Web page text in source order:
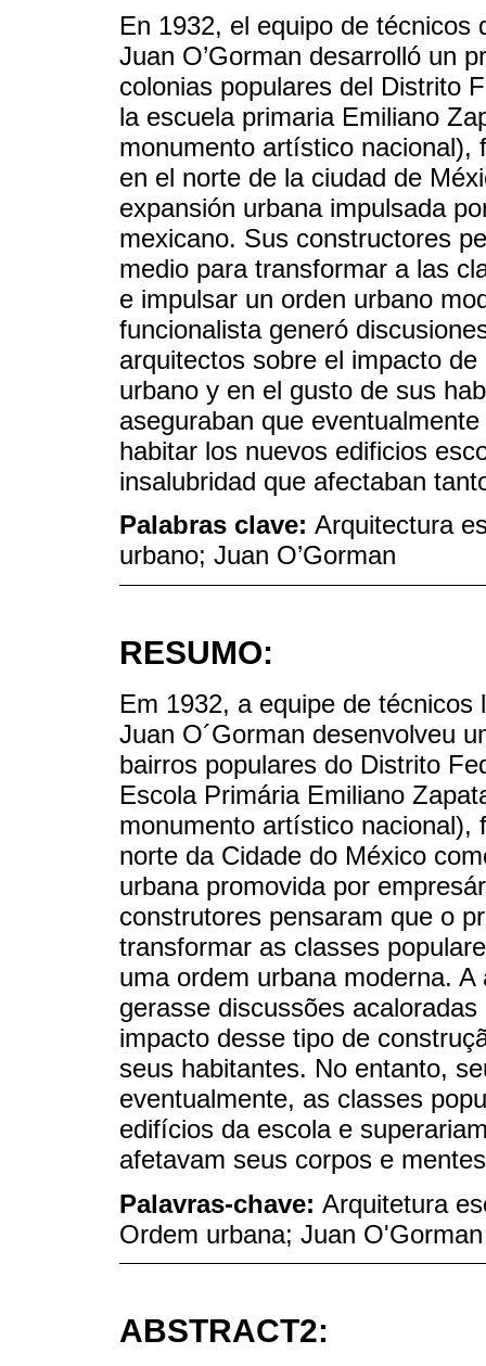
En 1932, el equipo de técnicos
Juan O’Gorman desarrolló un
colonias populares del Distrito
la escuela primaria Emiliano
monumento artístico nacional),
en el norte de la ciudad de
expansión urbana impulsada
mexicano. Sus constructores
medio para transformar a las
e impulsar un orden urbano
funcionalista generó
arquitectos sobre el impacto
urbano y en el gusto de sus
aseguraban que
habitar los nuevos edificios
insalubridad que afectaban
Palabras clave: Arquitectura
urbano; Juan O’Gorman
RESUMO:
Em 1932, a equipe de
Juan O´Gorman desenvolveu
bairros populares do Distrito
Escola Primária Emiliano
monumento artístico
norte da Cidade do México
urbana promovida por
construtores pensaram que o
transformar as classes
uma ordem urbana moderna.
gerasse discussões
impacto desse tipo de
seus habitantes. No entanto,
eventualmente, as classes
edifícios da escola e
afetavam seus corpos e
Palavras-chave: Arquitetura
Ordem urbana; Juan O'Gorman
ABSTRACT2: